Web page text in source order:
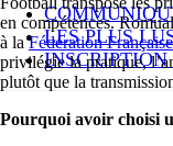
LES PLUS
en compétences.
à laFédération
privilégie la pratique,
plutôt que la
Pourquoi avoir choisi